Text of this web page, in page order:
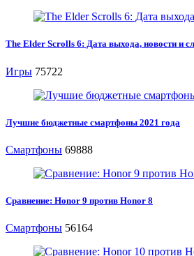
The Elder Scrolls 6: Дата выхода, новости и
Игры 75722
Лучшие бюджетные смартфоны 2021 года
Смартфоны 69888
Сравнение: Honor 9 против Honor 8
Смартфоны 56164